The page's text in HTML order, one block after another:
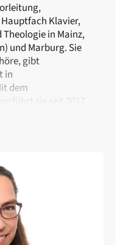
Klavier,
in Mainz,
und Marburg. Sie
gibt
in
dem
führt sie seit 2017
Hierfür wurde dem
der Stadt
Vorstands
Frau und Musik
Vielfalt. Sie ist
Chorbuchs „Uplifted
für Sopran-
2026 bei Edition